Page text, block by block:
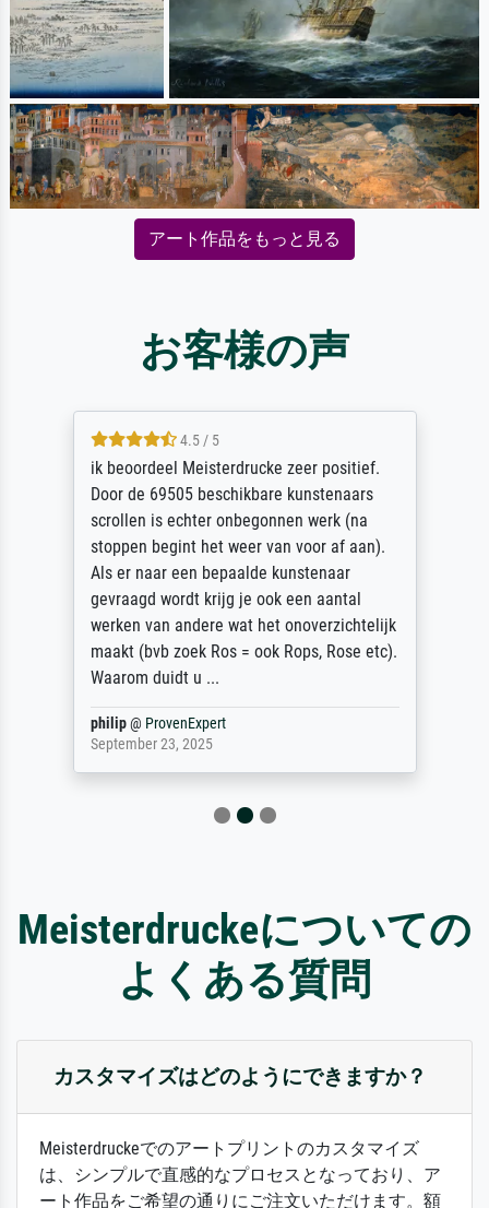
アート作品をもっと見る
お客様の声
4.5 / 5
ik beoordeel Meisterdrucke zeer positief.
Door de 69505 beschikbare kunstenaars
scrollen is echter onbegonnen werk (na
stoppen begint het weer van voor af aan).
Als er naar een bepaalde kunstenaar
gevraagd wordt krijg je ook een aantal
werken van andere wat het onoverzichtelijk
maakt (bvb zoek Ros = ook Rops, Rose etc).
Waarom duidt u ...
philip@ ProvenExpert
September 23, 2025
Meisterdruckeについての
よくある質問
カスタマイズはどのようにできますか？
Meisterdruckeでのアートプリントのカスタマイズ
は、シンプルで直感的なプロセスとなっており、ア
ート作品をご希望の通りにご注文いただけます。額